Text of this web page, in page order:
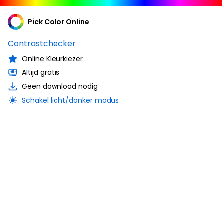
Pick Color Online
Contrastchecker
Online Kleurkiezer
Altijd gratis
Geen download nodig
Schakel licht/donker modus